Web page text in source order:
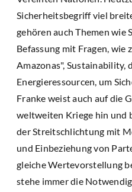
Sicherheitsbegriff viel
gehören auch Themen wie
Befassung mit Fragen, wie
Amazonas", Sustainability,
Energieressourcen, um
Franke weist auch auf die
weltweiten Kriege hin und
der Streitschlichtung mit
und Einbeziehung von
gleiche Wertevorstellung
stehe immer die